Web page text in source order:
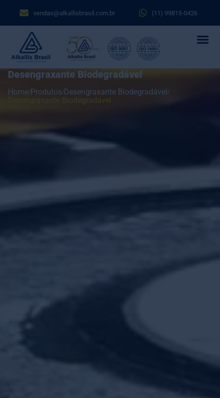
vendas@alkallisbrasil.com.br (11) 99815-0426
Desengraxante Biodegradável
Home Produtos Desengraxante Biodegradável
Desengraxante Biodegradável